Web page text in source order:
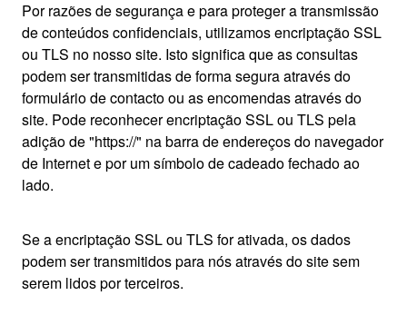
Por razões de segurança e para proteger a transmissão
de conteúdos confidenciais, utilizamos encriptação SSL
ou TLS no nosso site. Isto significa que as consultas
podem ser transmitidas de forma segura através do
formulário de contacto ou as encomendas através do
site. Pode reconhecer encriptação SSL ou TLS pela
adição de "https://" na barra de endereços do navegador
de Internet e por um símbolo de cadeado fechado ao
lado.
Se a encriptação SSL ou TLS for ativada, os dados
podem ser transmitidos para nós através do site sem
serem lidos por terceiros.